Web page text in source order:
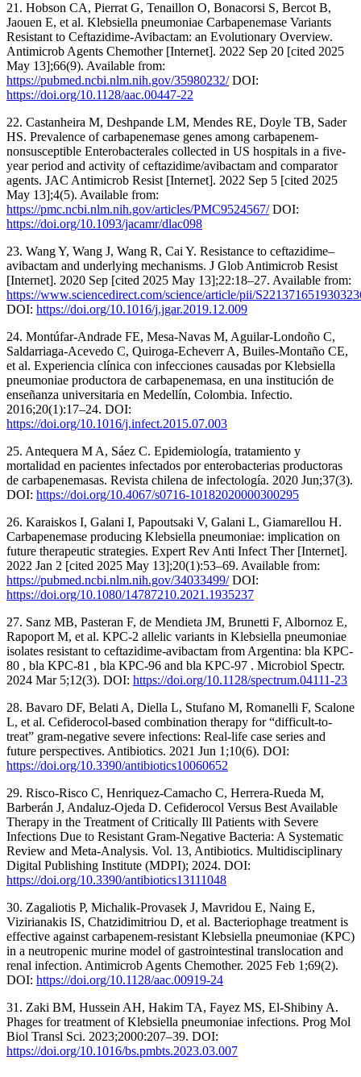
21. Hobson CA, Pierrat G, Tenaillon O, Bonacorsi S, Bercot B,
Jaouen E, et al. Klebsiella pneumoniae Carbapenemase Variants
Resistant to Ceftazidime-Avibactam: an Evolutionary Overview.
Antimicrob Agents Chemother [Internet]. 2022 Sep 20 [cited 2025
May 13];66(9). Available from:
https://pubmed.ncbi.nlm.nih.gov/35980232/DOI:
https://doi.org/10.1128/aac.00447-22
22. Castanheira M, Deshpande LM, Mendes RE, Doyle TB, Sader
HS. Prevalence of carbapenemase genes among carbapenem-
nonsusceptible Enterobacterales collected in US hospitals in a five-
year period and activity of ceftazidime/avibactam and comparator
agents. JAC Antimicrob Resist [Internet]. 2022 Sep 5 [cited 2025
May 13];4(5). Available from:
https://pmc.ncbi.nlm.nih.gov/articles/PMC9524567/DOI:
https://doi.org/10.1093/jacamr/dlac098
23. Wang Y, Wang J, Wang R, Cai Y. Resistance to ceftazidime–
avibactam and underlying mechanisms. J Glob Antimicrob Resist
[Internet]. 2020 Sep [cited 2025 May 13];22:18–27. Available from:
https://www.sciencedirect.com/science/article/pii/
DOI: https://doi.org/10.1016/j.jgar.2019.12.009
24. Montúfar-Andrade FE, Mesa-Navas M, Aguilar-Londoño C,
Saldarriaga-Acevedo C, Quiroga-Echeverr A, Builes-Montaño CE,
et al. Experiencia clínica con infecciones causadas por Klebsiella
pneumoniae productora de carbapenemasa, en una institución de
enseñanza universitaria en Medellín, Colombia. Infectio.
2016;20(1):17–24. DOI:
https://doi.org/10.1016/j.infect.2015.07.003
25. Antequera M A, Sáez C. Epidemiología, tratamiento y
mortalidad en pacientes infectados por enterobacterias productoras
de carbapenemasas. Revista chilena de infectología. 2020 Jun;37(3).
DOI: https://doi.org/10.4067/s0716-10182020000300295
26. Karaiskos I, Galani I, Papoutsaki V, Galani L, Giamarellou H.
Carbapenemase producing Klebsiella pneumoniae: implication on
future therapeutic strategies. Expert Rev Anti Infect Ther [Internet].
2022 Jan 2 [cited 2025 May 13];20(1):53–69. Available from:
https://pubmed.ncbi.nlm.nih.gov/34033499/DOI:
https://doi.org/10.1080/14787210.2021.1935237
27. Sanz MB, Pasteran F, de Mendieta JM, Brunetti F, Albornoz E,
Rapoport M, et al. KPC-2 allelic variants in Klebsiella pneumoniae
isolates resistant to ceftazidime-avibactam from Argentina: bla KPC-
80 , bla KPC-81 , bla KPC-96 and bla KPC-97 . Microbiol Spectr.
2024 Mar 5;12(3). DOI: https://doi.org/10.1128/spectrum.04111-23
28. Bavaro DF, Belati A, Diella L, Stufano M, Romanelli F, Scalone
L, et al. Cefiderocol-based combination therapy for “difficult-to-
treat” gram-negative severe infections: Real-life case series and
future perspectives. Antibiotics. 2021 Jun 1;10(6). DOI:
https://doi.org/10.3390/antibiotics10060652
29. Risco-Risco C, Henriquez-Camacho C, Herrera-Rueda M,
Barberán J, Andaluz-Ojeda D. Cefiderocol Versus Best Available
Therapy in the Treatment of Critically Ill Patients with Severe
Infections Due to Resistant Gram-Negative Bacteria: A Systematic
Review and Meta-Analysis. Vol. 13, Antibiotics. Multidisciplinary
Digital Publishing Institute (MDPI); 2024. DOI:
https://doi.org/10.3390/antibiotics13111048
30. Zagaliotis P, Michalik-Provasek J, Mavridou E, Naing E,
Vizirianakis IS, Chatzidimitriou D, et al. Bacteriophage treatment is
effective against carbapenem-resistant Klebsiella pneumoniae (KPC)
in a neutropenic murine model of gastrointestinal translocation and
renal infection. Antimicrob Agents Chemother. 2025 Feb 1;69(2).
DOI: https://doi.org/10.1128/aac.00919-24
31. Zaki BM, Hussein AH, Hakim TA, Fayez MS, El-Shibiny A.
Phages for treatment of Klebsiella pneumoniae infections. Prog Mol
Biol Transl Sci. 2023;2000:207–39. DOI:
https://doi.org/10.1016/bs.pmbts.2023.03.007